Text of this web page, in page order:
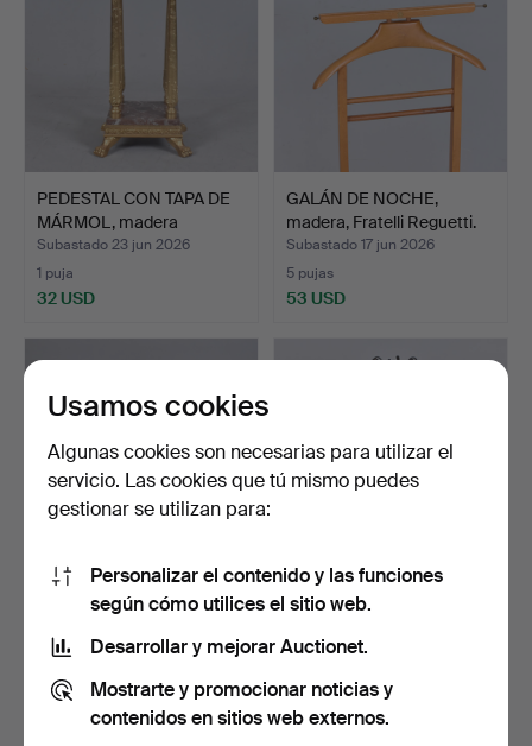
PEDESTAL CON TAPA DE
MÁRMOL, madera
bronce…
Subastado 23 jun 2026
1 puja
32 USD
GALÁN DE NOCHE,
madera, Fratelli Reguetti.
Subastado 17 jun 2026
5 pujas
53 USD
CAMA, Uma-Sängen,
plegable, madera, primer…
Subastado 17 jun 2026
32 USD
PERCHERO, madera
Subastado 16 jun 2026
106 USD
Usamos cookies
Algunas cookies son necesarias para utilizar el
servicio. Las cookies que tú mismo puedes
gestionar se utilizan para:
Personalizar el contenido y las funciones
según cómo utilices el sitio web.
Desarrollar y mejorar Auctionet.
Mostrarte y promocionar noticias y
contenidos en sitios web externos.